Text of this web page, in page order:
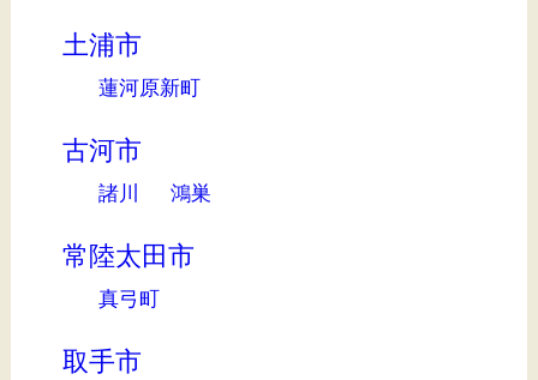
土浦市
蓮河原新町
古河市
諸川 鴻巣
常陸太田市
真弓町
取手市